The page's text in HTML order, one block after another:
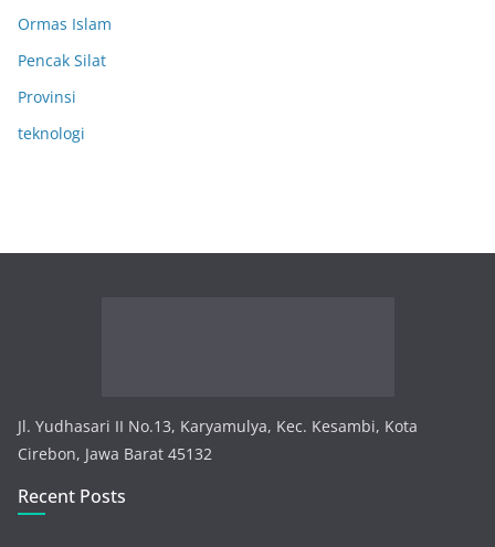
Ormas Islam
Pencak Silat
Provinsi
teknologi
Jl. Yudhasari II No.13, Karyamulya, Kec. Kesambi, Kota
Cirebon, Jawa Barat 45132
Recent Posts